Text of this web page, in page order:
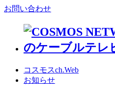
お問い合わせ
コスモスch.Web
お知らせ